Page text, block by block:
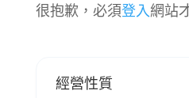
很抱歉，必須登入 網站
經營性質